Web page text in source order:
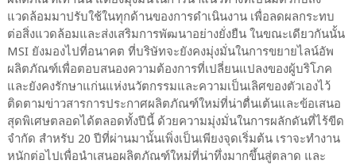
แวดล้อมมาปรับใช้ในทุกด้านของการดำเนินงาน เพื่อลดผลกระทบ
ต่อสิ่งแวดล้อมและส่งเสริมการพัฒนาอย่างยั่งยืน ในขณะเดียวกันนั้น
MSI ยังมองไปที่อนาคต ที่บริษัทจะยังคงมุ่งมั่นในการขยายไลน์อัพ
ผลิตภัณฑ์เพื่อตอบสนองความต้องการที่เปลี่ยนแปลงของผู้บริโภค
และยังคงรักษาแก่นแห่งนวัตกรรมและความเป็นเลิศของตัวเองไว้
ติดตามข่าวสารการประกาศผลิตภัณฑ์ใหม่ที่น่าตื่นเต้นและข้อเสนอ
สุดพิเศษตลอดได้ตลอดทั้งปีนี้ ด้วยความมุ่งมั่นในการผลักดันที่ไร้ขีด
จำกัด สำหรับ 20 ปีที่ผ่านมานั้นเพิ่งเป็นเพียงจุดเริ่มต้น เราจะทำงาน
หนักต่อไปเพื่อนำเสนอผลิตภัณฑ์ใหม่ที่น่าทึ่งมากขึ้นสู่ตลาด และ